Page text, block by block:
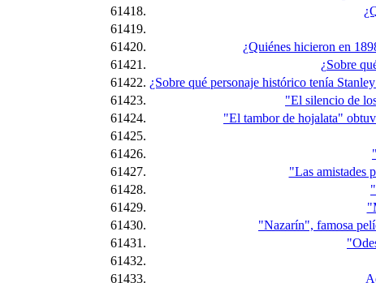
61418.
61419.
61420.
¿Quiénes hicieron en
61421.
¿Sobre
61422. ¿Sobre qué personaje histórico tenía
61423.
"El silencio de
61424.
"El tambor de hojalata"
61425.
61426.
61427.
"Las amistades
61428.
61429.
61430.
"Nazarín", famosa
61431.
61432.
61433.